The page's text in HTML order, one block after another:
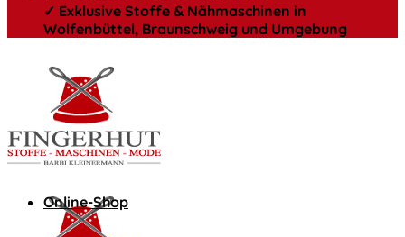
✓ Exklusive Stoffe & Nähmaschinen in
Wolfenbüttel, Braunschweig und Umgebung
Online-Shop